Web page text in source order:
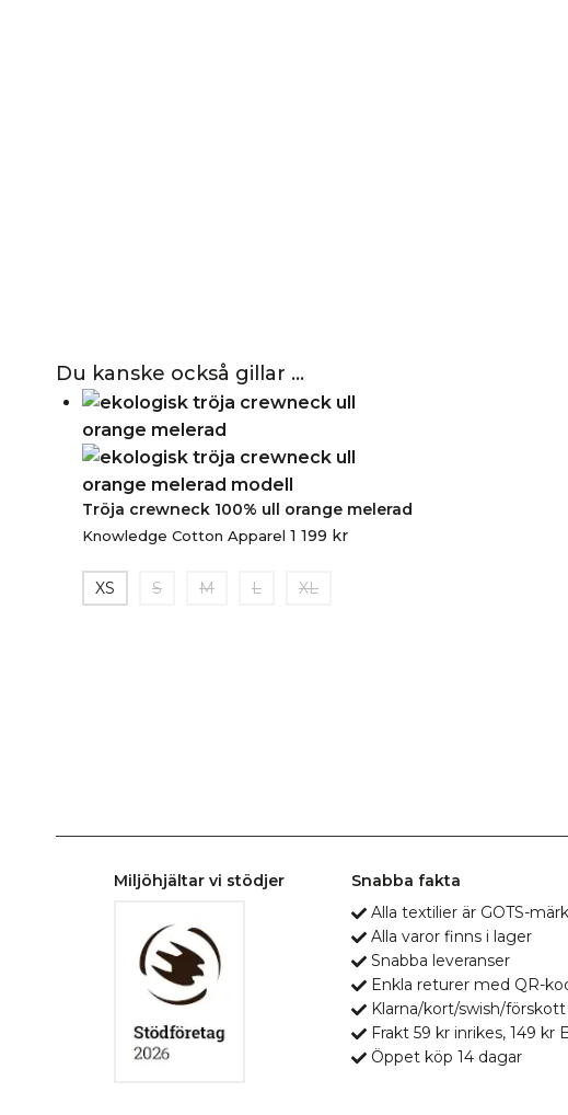
Du kanske också gillar …
Tröja crewneck 100% ull orange melerad
Knowledge Cotton Apparel 1 199 kr
XS S M L XL
Miljöhjältar vi stödjer
Snabba fakta
Alla textilier är GOTS-
Alla varor finns i lager
Snabba leveranser
Enkla returer med QR-
Klarna/kort/swish/förskott
Frakt 59 kr inrikes, 149 kr
Öppet köp 14 dagar